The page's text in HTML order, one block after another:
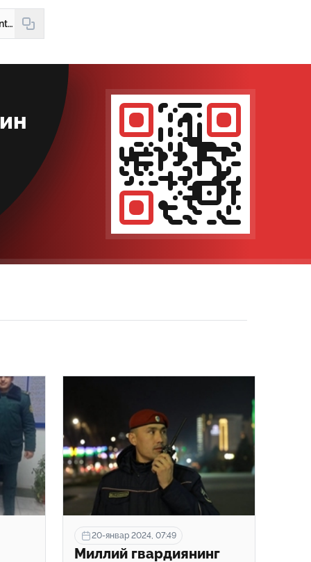
https://hudud24.uz/news/toshkent-viloyatida-13-yoshli-kizni-zurlagan-millij-gvardiya-hodimi-kamaldi
20-январ 2024, 07:49
Миллий гвардиянинг